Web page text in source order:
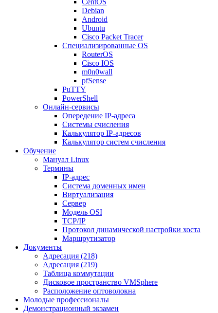
CentOS
Debian
Android
Ubuntu
Cisco Packet Tracer
Специализированные OS
RouterOS
Cisco IOS
m0n0wall
pfSense
PuTTY
PowerShell
Онлайн-сервисы
Опередение IP-адреса
Системы счисления
Калькулятор IP-адресов
Калькулятор систем счисления
Обучение
Мануал Linux
Термины
IP-адрес
Система доменных имен
Виртуализация
Сервер
Модель OSI
TCP/IP
Протокол динамической настройки хоста
Маршрутизатор
Документы
Адресация (218)
Адресация (219)
Таблица коммутации
Дисковое пространство VMSphere
Расположение оптоволокна
Молодые профессионалы
Демонстрационный экзамен